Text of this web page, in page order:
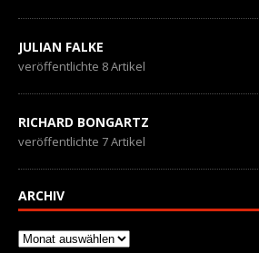
JULIAN FALKE
veröffentlichte 8 Artikel
RICHARD BONGARTZ
veröffentlichte 7 Artikel
ARCHIV
Archiv